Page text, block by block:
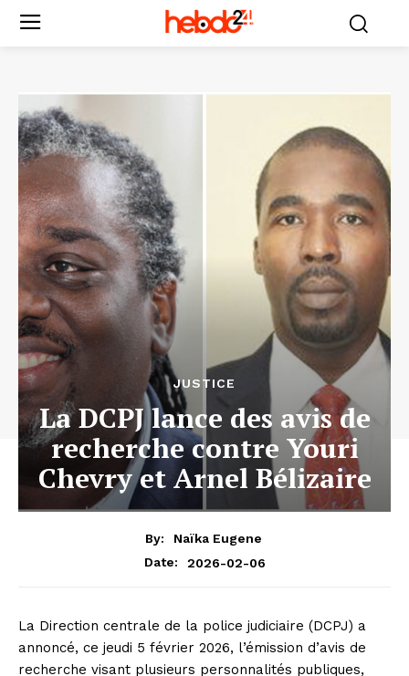
JUSTICE
La DCPJ lance des avis de
recherche contre Youri
Chevry et Arnel Bélizaire
By:
Naïka Eugene
Date:
2026-02-06
La Direction centrale de la police judiciaire (DCPJ) a
annoncé, ce jeudi 5 février 2026, l’émission d’avis de
recherche visant plusieurs personnalités publiques,